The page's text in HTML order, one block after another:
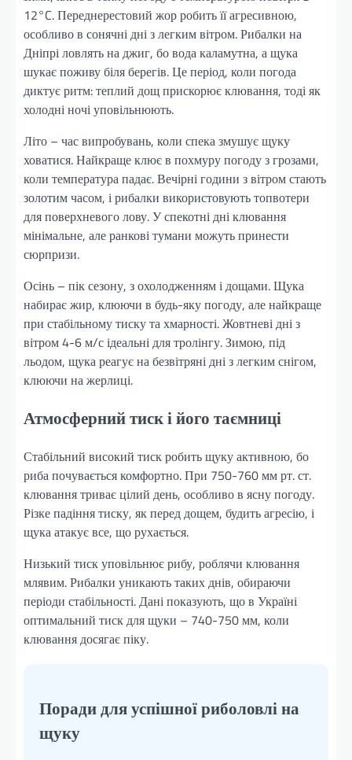
12°C. Переднерестовий жор робить її агресивною,
особливо в сонячні дні з легким вітром. Рибалки на
Дніпрі ловлять на джиг, бо вода каламутна, а щука
шукає поживу біля берегів. Це період, коли погода
диктує ритм: теплий дощ прискорює клювання, тоді як
холодні ночі уповільнюють.
Літо – час випробувань, коли спека змушує щуку
ховатися. Найкраще клює в похмуру погоду з грозами,
коли температура падає. Вечірні години з вітром стають
золотим часом, і рибалки використовують топвотери
для поверхневого лову. У спекотні дні клювання
мінімальне, але ранкові тумани можуть принести
сюрпризи.
Осінь – пік сезону, з охолодженням і дощами. Щука
набирає жир, клюючи в будь-яку погоду, але найкраще
при стабільному тиску та хмарності. Жовтневі дні з
вітром 4-6 м/с ідеальні для тролінгу. Зимою, під
льодом, щука реагує на безвітряні дні з легким снігом,
клюючи на жерлиці.
Атмосферний тиск і його таємниці
Стабільний високий тиск робить щуку активною, бо
риба почувається комфортно. При 750-760 мм рт. ст.
клювання триває цілий день, особливо в ясну погоду.
Різке падіння тиску, як перед дощем, будить агресію, і
щука атакує все, що рухається.
Низький тиск уповільнює рибу, роблячи клювання
млявим. Рибалки уникають таких днів, обираючи
періоди стабільності. Дані показують, що в Україні
оптимальний тиск для щуки – 740-750 мм, коли
клювання досягає піку.
Поради для успішної риболовлі на
щуку